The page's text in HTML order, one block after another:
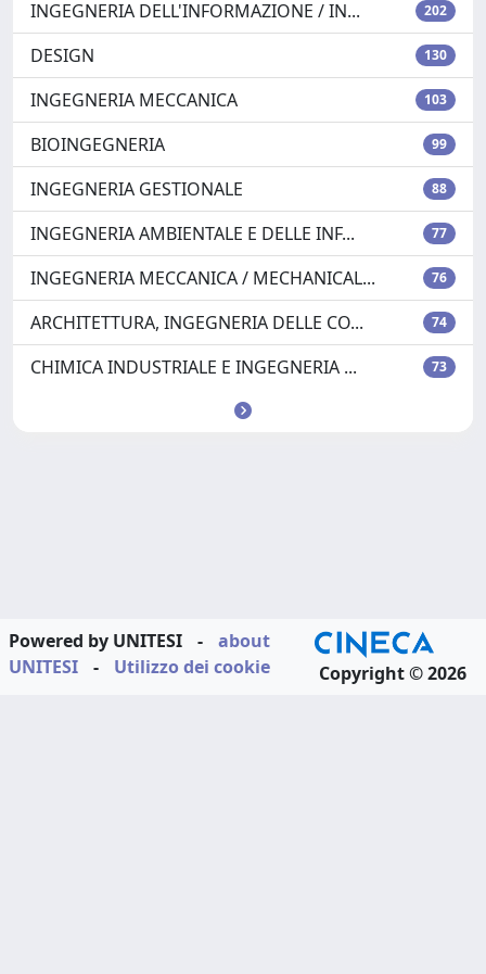
INGEGNERIA DELL'INFORMAZIONE / IN... 202
DESIGN 130
INGEGNERIA MECCANICA 103
BIOINGEGNERIA 99
INGEGNERIA GESTIONALE 88
INGEGNERIA AMBIENTALE E DELLE INF... 77
INGEGNERIA MECCANICA / MECHANICAL... 76
ARCHITETTURA, INGEGNERIA DELLE CO... 74
CHIMICA INDUSTRIALE E INGEGNERIA ... 73
Powered by UNITESI -
about
UNITESI
- Utilizzo dei cookie Copyright © 2026